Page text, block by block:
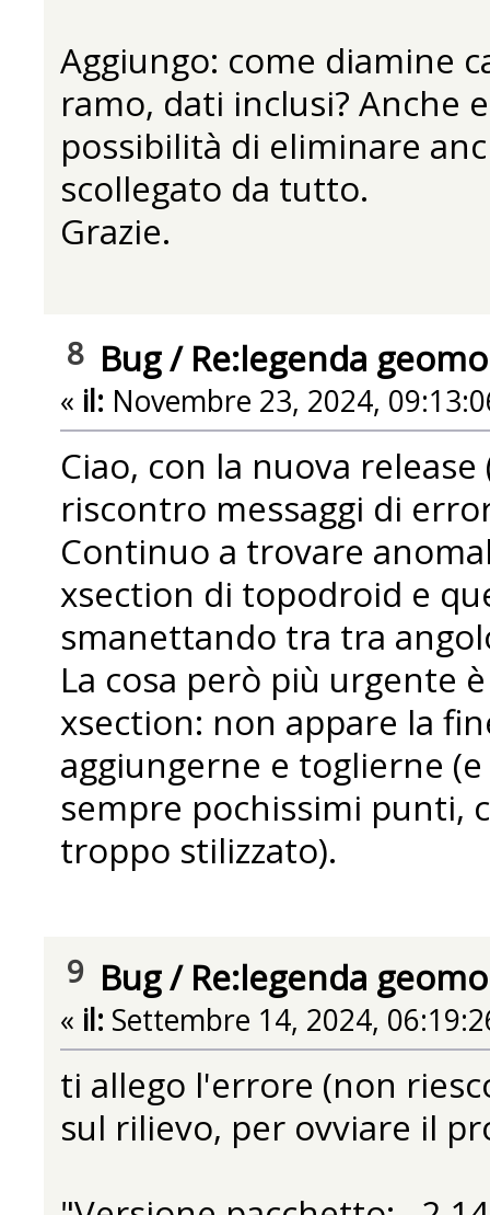
Aggiungo: come diamine
ramo, dati inclusi? Anche
possibilità di eliminare
scollegato da tutto.
Grazie.
8 Bug/ Re:legenda
« il: Novembre 23, 2024,
Ciao, con la nuova
riscontro messaggi di
Continuo a trovare
xsection di topodroid e
smanettando tra tra
La cosa però più urgente
xsection: non appare la
aggiungerne e toglierne
sempre pochissimi punti,
troppo stilizzato).
9 Bug/ Re:legenda
« il: Settembre 14, 2024,
ti allego l'errore (non
sul rilievo, per ovviare il